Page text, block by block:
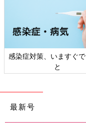
ーデンの人ですが、
を意図しているそう
クスというキャラクタ
な？」と息子と一緒に
Tシャツを着ている女
ムをして遊んだりもして
感染症対策、いますぐ
と
最新号